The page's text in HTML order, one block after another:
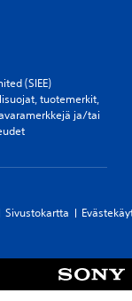
(SIEE)
tuotemerkit,
ja/tai
Sivustokartta